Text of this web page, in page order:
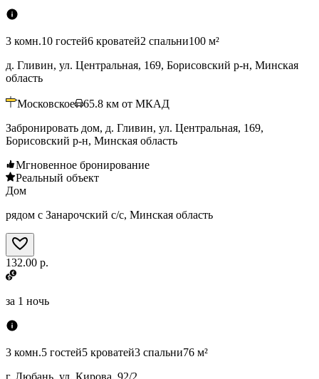
3 комн.10 гостей6 кроватей2 спальни100 м²
д. Гливин, ул. Центральная, 169, Борисовский р-н, Минская
область
Московское 65.8 км от МКАД
Забронировать дом, д. Гливин, ул. Центральная, 169,
Борисовский р-н, Минская область
Мгновенное бронирование
Реальный объект
Дом
рядом с Занарочский с/с, Минская область
132.00 р.
за 1 ночь
3 комн.5 гостей5 кроватей3 спальни76 м²
г. Любань, ул. Кирова, 92/2